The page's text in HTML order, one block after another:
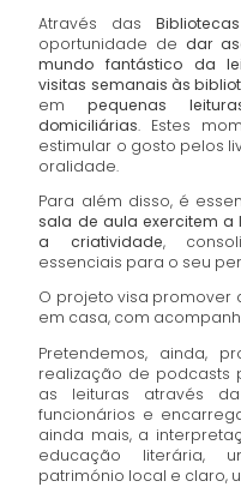
Através das
oportunidade de dar
mundo fantástico da
visitas semanais às
empequenas
domiciliárias. Estes
estimular o gosto pelos
oralidade.
Para além disso, é
sala de aula exercitem a
a criatividade,
essenciais para o seu
O projeto visa promover
em casa, com
Pretendemos, ainda,
realização de podcasts
as leituras através
funcionários e
ainda mais, a
educação literária,
património local e claro,